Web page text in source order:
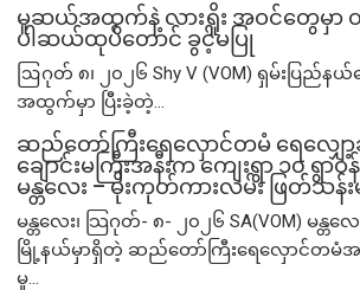
မူဆယ်အထွက်နဲ့ လားရှိုး အဝင်တွေမှာ
ပါဆယ်ထုပ်တောင် ခွင့်မပြု
ဩဂုတ် ၈၊ ၂၀၂၆ Shy V (VOM) ရှမ်းပြည်န
အထွက်မှာ ပြီးခဲ့တဲ့...
ဆည်တော်ကြီးရေလှောင်တမံ ရေလျှော့
ချောင်းမကြီးအနီးက ကျေးရွာ ၁၀ ရွာဝ
မန္တလေး – မိုးကုတ်ကားလမ်း ဖြတ်သန်း
မန္တလေး၊ သြဂုတ်- ၈- ၂၀၂၆ SA(VOM) မန္တလ
မြို့နယ်မှာရှိတဲ့ ဆည်တော်ကြီးရေလှောင်တမံအ
မှု...